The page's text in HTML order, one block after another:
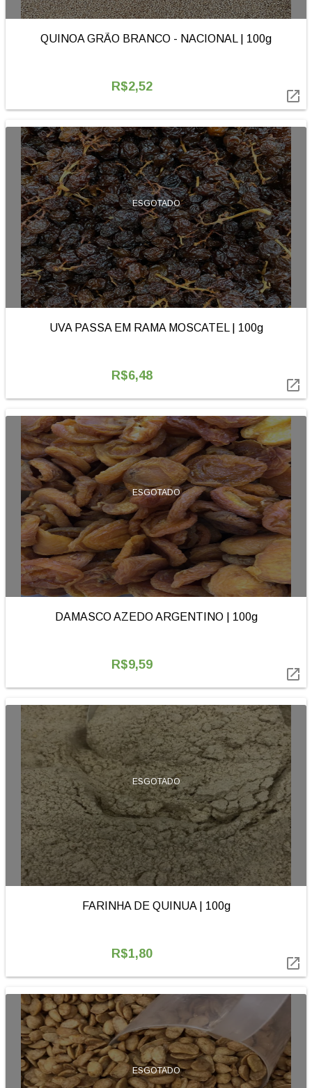
QUINOA GRÃO BRANCO - NACIONAL | 100g
R$2,52

ESGOTADO
UVA PASSA EM RAMA MOSCATEL | 100g
R$6,48

ESGOTADO
DAMASCO AZEDO ARGENTINO | 100g
R$9,59

ESGOTADO
FARINHA DE QUINUA | 100g
R$1,80

ESGOTADO